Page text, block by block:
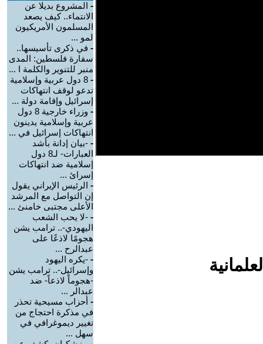
- المشروع بديلا عن
الانتماء.. كيف يصعد
المسلمون الأمريكيون
لمو ...
- في ذكرى تأسيسها..
سفارة فلسطين: المدى
منبر للتنوير والكلمة ا ...
-
8 دول عربية وإسلامية
تدعو لوقف انتهاكات
إسرائيل وإقامة دولة ...
-
وزراء خارجية 8 دول
عربية وإسلامية يدينون
انتهاكات إسرائيل في ...
- -بيان إدانة بأشد
العبارات- لـ8 دول
إسلامية ضد انتهاكات
إسرائ ...
- الرئيس الإيراني يقول
إن التواصل مع المرشد
الأعلى مجتبى خامنئ ...
- -لا يحب الشعب
اليهودي-.. ترامب يشن
هجومًا لاذعًا على
عبدالرح ...
- -يكره اليهود
وإسرائيل-.. ترامب يشن
-هجوماً لاذعاً- ضد
عبدالر ...
- أحزاب مسيحية تحذر
في مذكرة احتجاج من
تغيير ديموغرافي في
سهل ...